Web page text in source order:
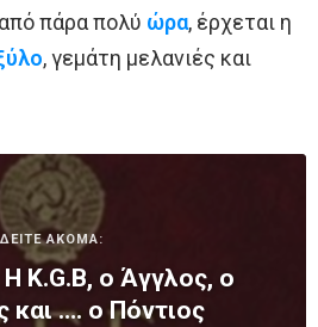
πάρα πολύ ώρα, έρχεται η
, γεμάτη μελανιές και
ΔΕΙΤΕ ΑΚΟΜΑ:
Κ.G.B, ο Άγγλος, ο
και …. ο Πόντιος